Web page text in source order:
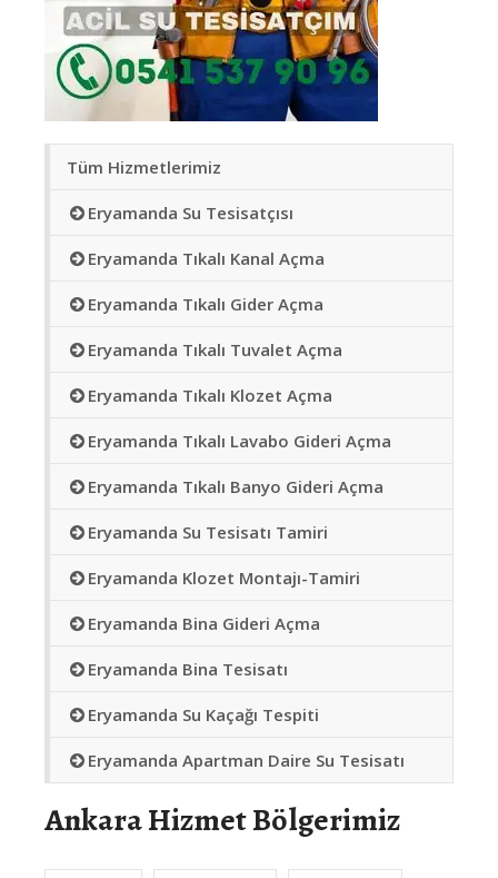
Tüm Hizmetlerimiz
Eryamanda Su Tesisatçısı
Eryamanda Tıkalı Kanal Açma
Eryamanda Tıkalı Gider Açma
Eryamanda Tıkalı Tuvalet Açma
Eryamanda Tıkalı Klozet Açma
Eryamanda Tıkalı Lavabo Gideri Açma
Eryamanda Tıkalı Banyo Gideri Açma
Eryamanda Su Tesisatı Tamiri
Eryamanda Klozet Montajı-Tamiri
Eryamanda Bina Gideri Açma
Eryamanda Bina Tesisatı
Eryamanda Su Kaçağı Tespiti
Eryamanda Apartman Daire Su Tesisatı
Ankara Hizmet Bölgerimiz